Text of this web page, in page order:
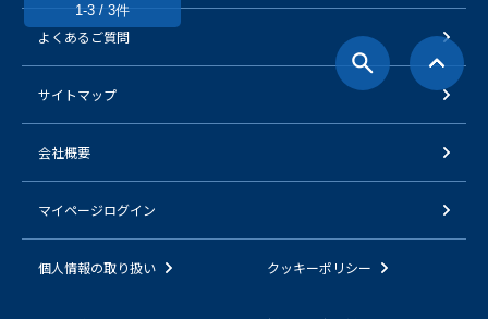
1-3 / 3件
よくあるご質問
サイトマップ
会社概要
マイページログイン
個人情報の取り扱い クッキーポリシー